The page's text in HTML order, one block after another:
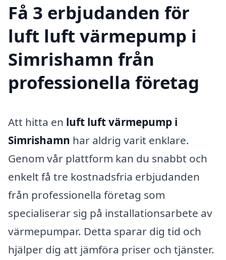
Få 3 erbjudanden för
luft luft värmepump i
Simrishamn från
professionella företag
Att hitta en luft luft värmepump i
Simrishamn har aldrig varit enklare.
Genom vår plattform kan du snabbt och
enkelt få tre kostnadsfria erbjudanden
från professionella företag som
specialiserar sig på installationsarbete av
värmepumpar. Detta sparar dig tid och
hjälper dig att jämföra priser och tjänster.